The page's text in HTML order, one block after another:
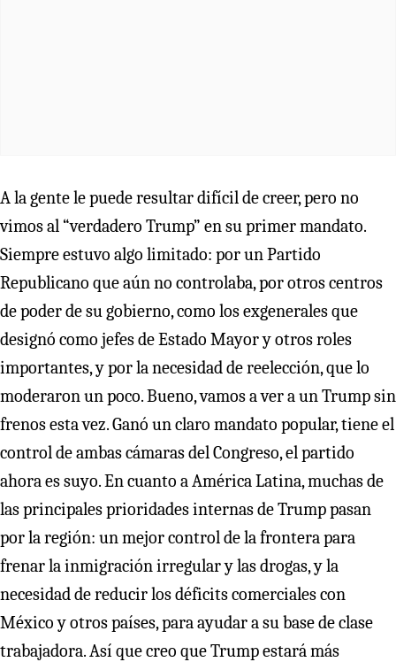
A la gente le puede resultar difícil de creer, pero no
vimos al “verdadero Trump” en su primer mandato.
Siempre estuvo algo limitado: por un Partido
Republicano que aún no controlaba, por otros centros
de poder de su gobierno, como los exgenerales que
designó como jefes de Estado Mayor y otros roles
importantes, y por la necesidad de reelección, que lo
moderaron un poco. Bueno, vamos a ver a un Trump sin
frenos esta vez. Ganó un claro mandato popular, tiene el
control de ambas cámaras del Congreso, el partido
ahora es suyo. En cuanto a América Latina, muchas de
las principales prioridades internas de Trump pasan
por la región: un mejor control de la frontera para
frenar la inmigración irregular y las drogas, y la
necesidad de reducir los déficits comerciales con
México y otros países, para ayudar a su base de clase
trabajadora. Así que creo que Trump estará más